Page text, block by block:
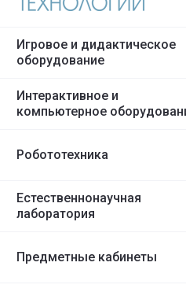
Игровое и дидактическое
оборудование
Интерактивное и
компьютерное
Робототехника
Естественнонаучная
лаборатория
Предметные кабинеты